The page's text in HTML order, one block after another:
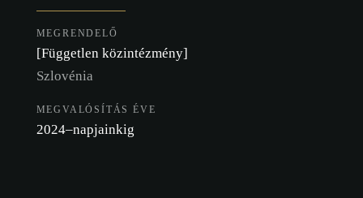
MEGRENDELŐ
[Független közintézmény]
Szlovénia
MEGVALÓSÍTÁS ÉVE
2024–napjainkig